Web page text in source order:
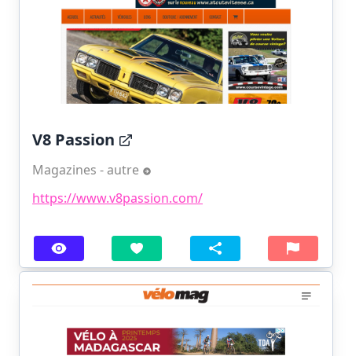
V8 Passion
Magazines - autre
https://www.v8passion.com/